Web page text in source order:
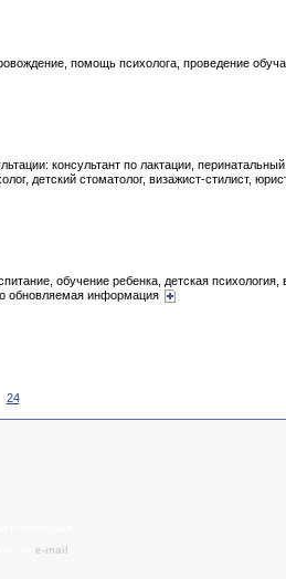
помощь психолога, проведение
консультант по лактации, перинатальный
детский стоматолог, визажист-стилист,
обучение ребенка, детская
обновляемая информация
24
e-mail